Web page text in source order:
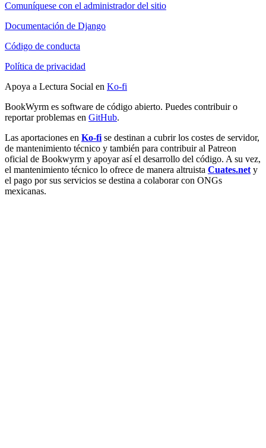
Comuníquese con el administrador del sitio
Documentación de Django
Código de conducta
Política de privacidad
Apoya a Lectura Social en Ko-fi
BookWyrm es software de código abierto. Puedes contribuir o
reportar problemas en GitHub.
Las aportaciones en Ko-fi se destinan a cubrir los costes de servidor,
de mantenimiento técnico y también para contribuir al Patreon
oficial de Bookwyrm y apoyar así el desarrollo del código. A su vez,
el mantenimiento técnico lo ofrece de manera altruista Cuates.net y
el pago por sus servicios se destina a colaborar con ONGs
mexicanas.